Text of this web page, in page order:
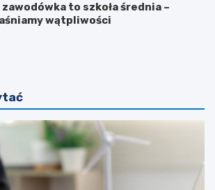
zawodówka to szkoła średnia –
wątpliwości